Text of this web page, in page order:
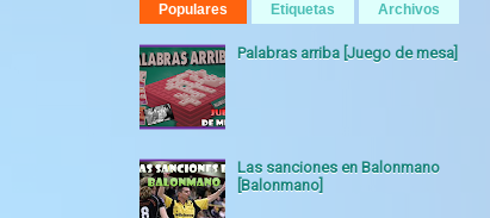
Populares Etiquetas Archivos
Palabras arriba [Juego de mesa]
Las sanciones en Balonmano
[Balonmano]